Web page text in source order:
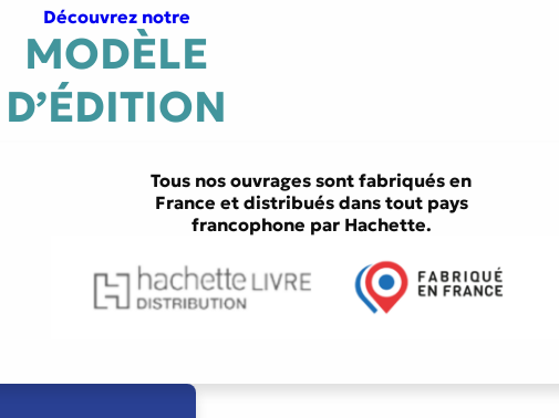
Découvrez notre
MODÈLE
D’ÉDITION
Tous nos ouvrages sont fabriqués en
France et distribués dans tout pays
francophone par Hachette.